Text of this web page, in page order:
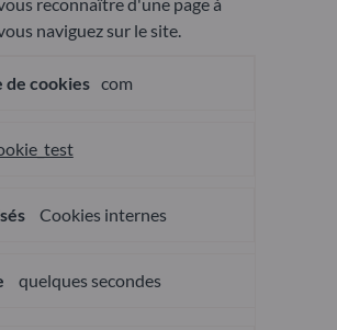
naviguez sur le site.
com
Cookies internes
quelques secondes